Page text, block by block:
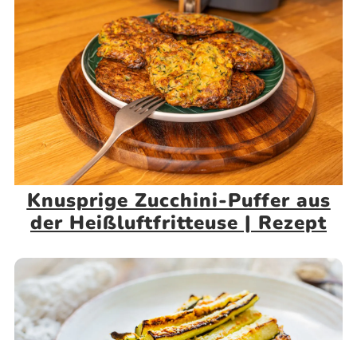
Knusprige Zucchini-Puffer aus
der Heißluftfritteuse | Rezept